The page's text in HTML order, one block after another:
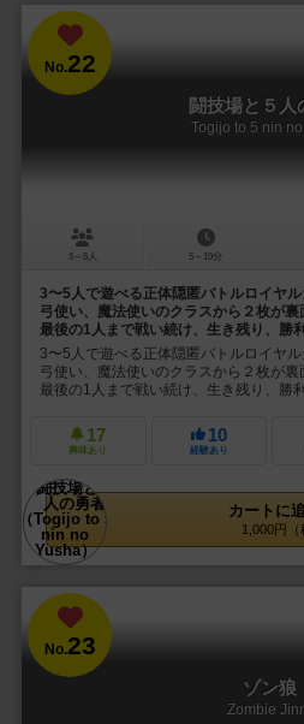
No.22
闘技場と５人
Togijo to 5 nin
3～5人 5～10分
3〜5人で遊べる正体隠匿バトルロイヤル
弓使い、魔法使いのクラスから２枚が裏
最後の1人まで戦い続け、生き残り、勝
3〜5人で遊べる正体隠匿バトルロイヤル
弓使い、魔法使いのクラスから２枚が裏
最後の1人まで戦い続け、生き残り、勝利
17
興味あり
10
経験あり
カートに
1,000円（
No.23
ゾン狼
Zombie